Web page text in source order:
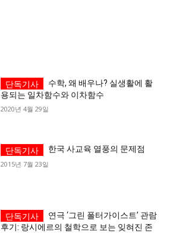
수학, 왜 배우나? 실생활에 활
용되는 일차함수와 이차함수
2020년 4월 29일
한국 사교육 열풍의 문제점
2015년 7월 23일
연극 ‘그린 폴터가이스트’ 관람
후기: 랑시에르의 철학으로 보는 잊혀진 존